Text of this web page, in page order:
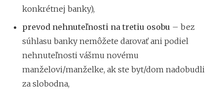
konkrétnej banky),
prevod nehnuteľnosti na tretiu osobu – bez
súhlasu banky nemôžete darovať ani podiel
nehnuteľnosti vášmu novému
manželovi/manželke, ak ste byt/dom nadobudli
za slobodna,